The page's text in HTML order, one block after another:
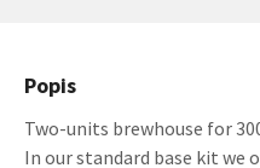
Popis
Two-units brewhouse for
In our standard base kit we